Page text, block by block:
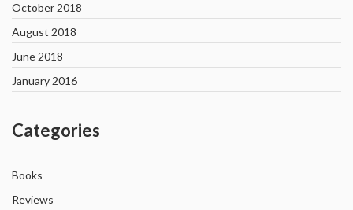
October 2018
August 2018
June 2018
January 2016
Categories
Books
Reviews